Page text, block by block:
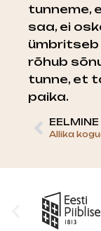
tunneme,
saa, ei
ümbritseb
rõhub
tunne, et
paika.
EELMINE